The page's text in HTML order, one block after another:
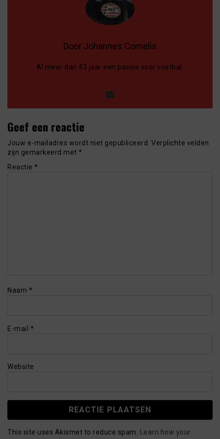
Door Johannes Cornelis
Al meer dan 43 jaar een passie voor voetbal.
Geef een reactie
Jouw e-mailadres wordt niet gepubliceerd. Verplichte velden
zijn gemarkeerd met *
Reactie *
Naam *
E-mail *
Website
This site uses Akismet to reduce spam.
Learn how your